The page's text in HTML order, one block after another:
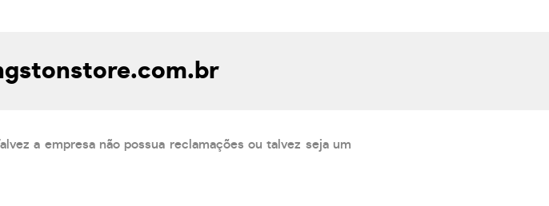
a empresa não possua reclamações ou talvez seja um